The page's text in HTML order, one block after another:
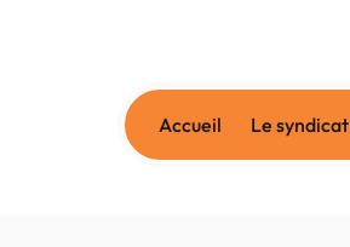
Accueil Le syndicat